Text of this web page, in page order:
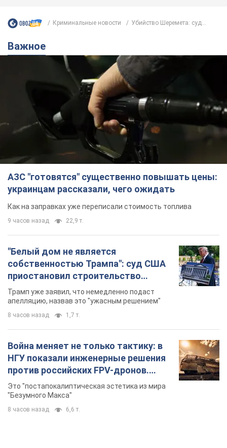
АЗС "готовятся" существенно повышать цены:
украинцам рассказали, чего ожидать
Как на заправках уже переписали стоимость топлива
22,9 т.
"Белый дом не является
собственностью Трампа": суд США
приостановил строительство
бального зала стоимостью 400 млн
Трамп уже заявил, что немедленно подаст
Война меняет не только тактику: в
НГУ показали инженерные решения
против российских FPV-дронов.
Фото
Это "постапокалиптическая эстетика из мира
"Безумного Макса"
8 часов назад 6,6 т.